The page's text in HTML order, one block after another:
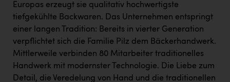
INTERSPORT Austria
Jesolo
Jane Goodall Institute Austria
Kärcher
Europas erzeugt sie qualitativ hochwertigste
tiefgekühlte Backwaren. Das Unternehmen entspringt
einer langen Tradition: Bereits in vierter Generation
verpflichtet sich die Familie Pilz dem Bäckerhandwerk.
Mittlerweile verbinden 80 Mitarbeiter traditionelles
Handwerk mit modernster Technologie. Die Liebe zum
Detail, die Veredelung von Hand und die traditionellen